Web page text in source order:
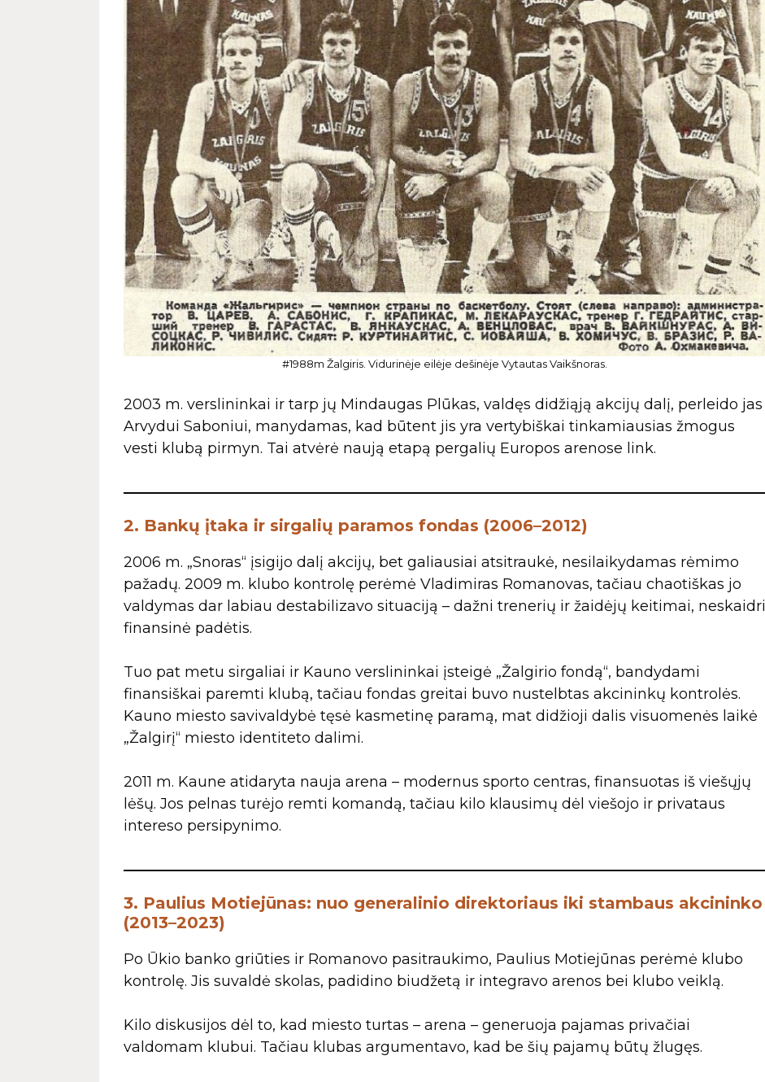
#1988m Žalgiris. Vidurinėje eilėje dešinėje Vytautas Vaikšnoras.
2003 m. verslininkai ir tarp jų Mindaugas Plūkas, valdęs didžiąją akcijų dalį, perleido jas
Arvydui Saboniui, manydamas, kad būtent jis yra vertybiškai tinkamiausias žmogus
vesti klubą pirmyn. Tai atvėrė naują etapą pergalių Europos arenose link.
2. Bankų įtaka ir sirgalių paramos fondas (2006–2012)
2006 m. „Snoras“ įsigijo dalį akcijų, bet galiausiai atsitraukė, nesilaikydamas rėmimo
pažadų. 2009 m. klubo kontrolę perėmė Vladimiras Romanovas, tačiau chaotiškas jo
valdymas dar labiau destabilizavo situaciją – dažni trenerių ir žaidėjų keitimai, neskaidri
finansinė padėtis.
Tuo pat metu sirgaliai ir Kauno verslininkai įsteigė „Žalgirio fondą“, bandydami
finansiškai paremti klubą, tačiau fondas greitai buvo nustelbtas akcininkų kontrolės.
Kauno miesto savivaldybė tęsė kasmetinę paramą, mat didžioji dalis visuomenės laikė
„Žalgirį“ miesto identiteto dalimi.
2011 m. Kaune atidaryta nauja arena – modernus sporto centras, finansuotas iš viešųjų
lėšų. Jos pelnas turėjo remti komandą, tačiau kilo klausimų dėl viešojo ir privataus
intereso persipynimo.
3. Paulius Motiejūnas: nuo generalinio direktoriaus iki stambaus akcininko
(2013–2023)
Po Ūkio banko griūties ir Romanovo pasitraukimo, Paulius Motiejūnas perėmė klubo
kontrolę. Jis suvaldė skolas, padidino biudžetą ir integravo arenos bei klubo veiklą.
Kilo diskusijos dėl to, kad miesto turtas – arena – generuoja pajamas privačiai
valdomam klubui. Tačiau klubas argumentavo, kad be šių pajamų būtų žlugęs.